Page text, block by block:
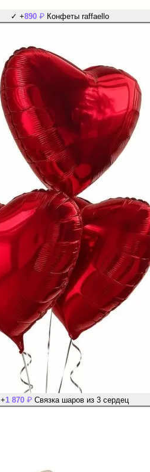
✓ +890 ₽ Конфеты raffaello
+1 870 ₽ Связка шаров из 3 сердец